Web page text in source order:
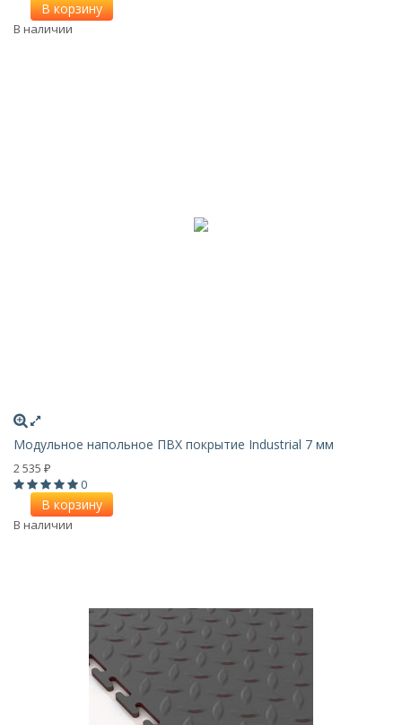
В корзину
В наличии
Модульное напольное ПВХ покрытие Industrial 7 мм
2 535 ₽
0
В корзину
В наличии